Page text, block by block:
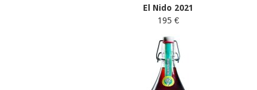
El Nido 2021
195 €